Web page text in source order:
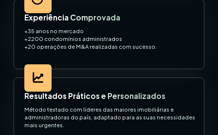
Experiência Comprovada
+35 anos no mercado
+2200 condomínios administrados
+20 operações de M&A realizadas com sucesso.
Resultados Práticos e Personalizados
Método testado com líderes das maiores imobiliárias e
administradoras do país, adaptado para as suas necessidades
mais urgentes.